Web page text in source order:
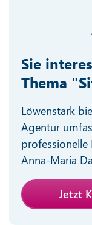
Sie
Thema
Löwenstark
Agentur
professionelle
Anna-Maria
Jetzt